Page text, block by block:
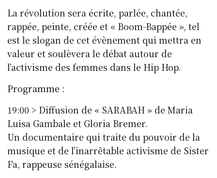
La révolution sera écrite, parlée, chantée,
rappée, peinte, créée et « Boom-Bappée », tel
est le slogan de cet évènement qui mettra en
valeur et soulèvera le débat autour de
l’activisme des femmes dans le Hip Hop.
Programme :
19:00 > Diffusion de « SARABAH » de Maria
Luisa Gambale et Gloria Bremer.
Un documentaire qui traite du pouvoir de la
musique et de l’inarrêtable activisme de Sister
Fa, rappeuse sénégalaise.